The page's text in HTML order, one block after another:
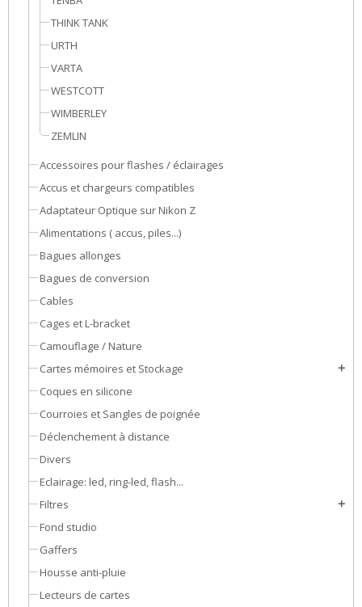
THINK TANK
URTH
VARTA
WESTCOTT
WIMBERLEY
ZEMLIN
Accessoires pour flashes / éclairages
Accus et chargeurs compatibles
Adaptateur Optique sur Nikon Z
Alimentations ( accus, piles...)
Bagues allonges
Bagues de conversion
Cables
Cages et L-bracket
Camouflage / Nature
Cartes mémoires et Stockage
add
Coques en silicone
Courroies et Sangles de poignée
Déclenchement à distance
Divers
Eclairage: led, ring-led, flash...
Filtres
add
Fond studio
Gaffers
Housse anti-pluie
Lecteurs de cartes